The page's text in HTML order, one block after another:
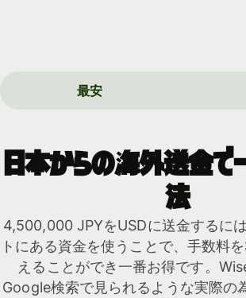
最安
日本からの海外送金
法
4,500,000 JPYをUSDに送金するに
トにある資金を使うことで、手数料を
えることができ一番お得です。
Google検索で見られるような実際の